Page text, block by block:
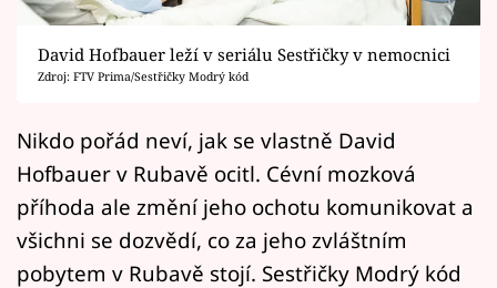
Přihlášení
Sledujte nás
David Hofbauer leží v seriálu Sestřičky v nemocnici
Zdroj: FTV Prima/Sestřičky Modrý kód
Nikdo pořád neví, jak se vlastně David
Hofbauer v Rubavě ocitl. Cévní mozková
příhoda ale změní jeho ochotu komunikovat a
všichni se dozvědí, co za jeho zvláštním
pobytem v Rubavě stojí. Sestřičky Modrý kód